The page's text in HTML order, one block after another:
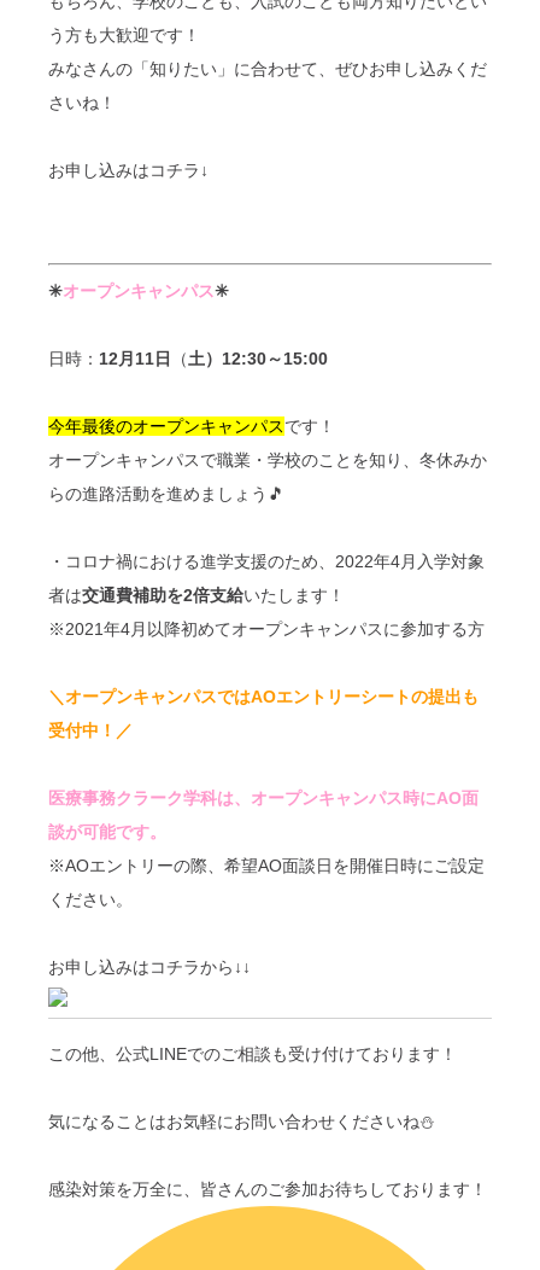
う方も大歓迎です！
みなさんの「知りたい」に合わせて、ぜひお申し込みくだ
さいね！
お申し込みはコチラ↓
✳オープンキャンパス✳
日時： 12月11日 （土）12:30～15:00
今年最後のオープンキャンパスです！
オープンキャンパスで職業・学校のことを知り、冬休みか
らの進路活動を進めましょう🎵
・コロナ禍における進学支援のため、2022年4月入学対象
者は交通費補助を2倍支給いたします！
※2021年4月以降初めてオープンキャンパスに参加する方
＼オープンキャンパスではAOエントリーシートの提出も
受付中！／
医療事務クラーク学科は、オープンキャンパス時にAO面
談が可能です。
※AOエントリーの際、希望AO面談日を開催日時にご設定
ください。
お申し込みはコチラから↓↓
この他、公式LINEでのご相談も受け付けております！
気になることはお気軽にお問い合わせくださいね⛄
感染対策を万全に、皆さんのご参加お待ちしております！